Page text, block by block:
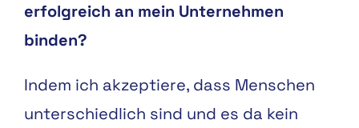
erfolgreich an mein Unternehmen
binden?
Indem ich akzeptiere, dass Menschen
unterschiedlich sind und es da kein